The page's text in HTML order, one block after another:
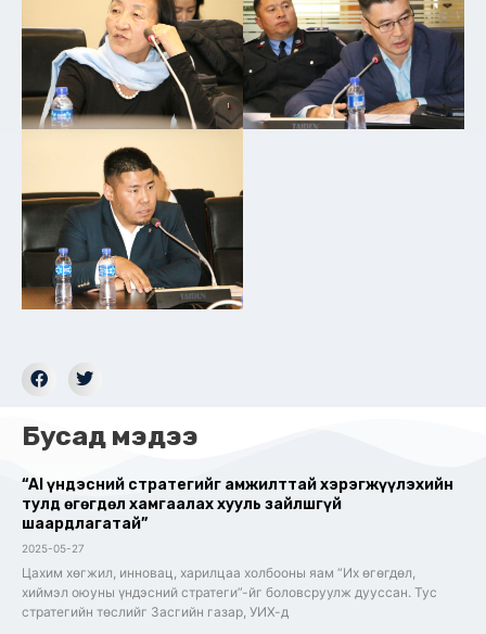
Бусад мэдээ
“AI үндэсний стратегийг амжилттай хэрэгжүүлэхийн
тулд өгөгдөл хамгаалах хууль зайлшгүй
шаардлагатай”
2025-05-27
Цахим хөгжил, инновац, харилцаа холбооны яам “Их өгөгдөл,
хиймэл оюуны үндэсний стратеги”-йг боловсруулж дууссан. Тус
стратегийн төслийг Засгийн газар, УИХ-д